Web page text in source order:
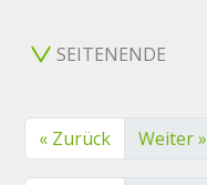
SEITENENDE
« Zurück Weiter »